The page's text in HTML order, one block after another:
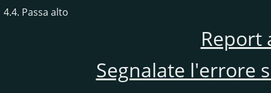
4.4. Passa alto
Report
Segnalate l'errore